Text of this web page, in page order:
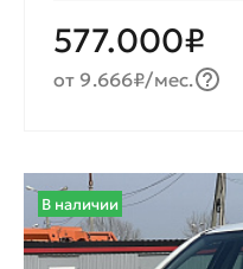
577.000₽
от 9.666₽/мес.
В наличии